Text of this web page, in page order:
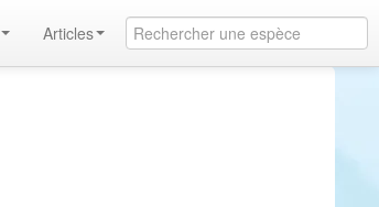
Articles